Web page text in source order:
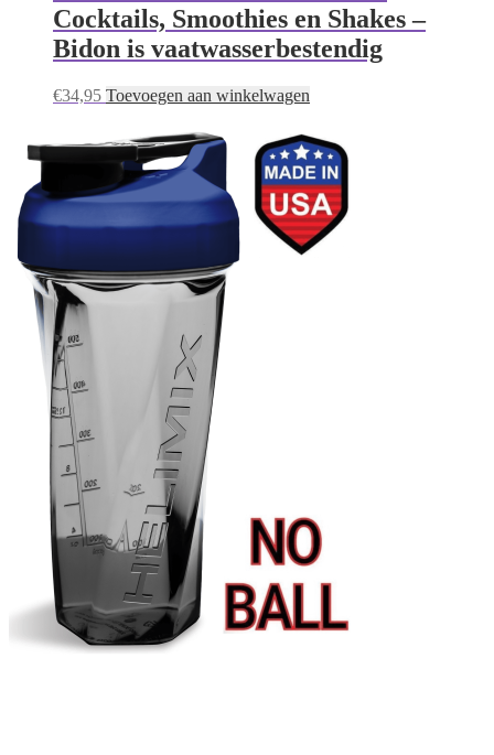
Cocktails, Smoothies en Shakes –
Bidon is vaatwasserbestendig
€34,95 Toevoegen aan winkelwagen